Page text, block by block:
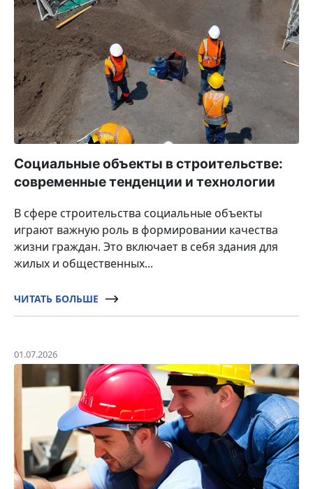
Социальные объекты в строительстве:
современные тенденции и технологии
В сфере строительства социальные объекты
играют важную роль в формировании качества
жизни граждан. Это включает в себя здания для
жилых и общественных...
ЧИТАТЬ БОЛЬШЕ
01.07.2026